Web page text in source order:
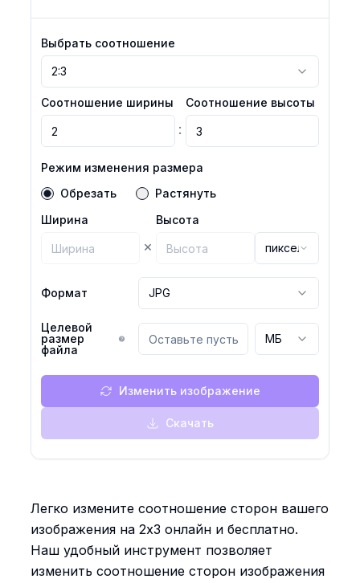
Выбрать соотношение
2:3
Соотношение ширины
:
Соотношение высоты
Режим изменения размера
Обрезать
Растянуть
Ширина
×
Высота
пиксель
Формат JPG
Целевой
размер
файла
МБ
Изменить изображение
Скачать
Легко измените соотношение сторон вашего
изображения на 2x3 онлайн и бесплатно.
Наш удобный инструмент позволяет
изменить соотношение сторон изображения